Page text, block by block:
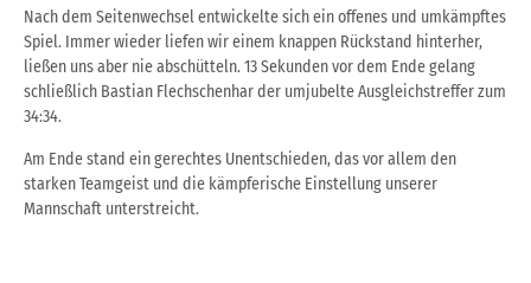
Nach dem Seitenwechsel entwickelte sich ein offenes und umkämpftes
Spiel. Immer wieder liefen wir einem knappen Rückstand hinterher,
ließen uns aber nie abschütteln. 13 Sekunden vor dem Ende gelang
schließlich Bastian Flechschenhar der umjubelte Ausgleichstreffer zum
34:34.
Am Ende stand ein gerechtes Unentschieden, das vor allem den
starken Teamgeist und die kämpferische Einstellung unserer
Mannschaft unterstreicht.